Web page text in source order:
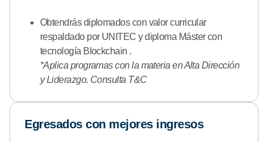
Obtendrás diplomados con valor curricular
respaldado por UNITEC y diploma Máster con
tecnología Blockchain .
*Aplica programas con la materia en Alta Dirección
y Liderazgo. Consulta T&C
Egresados con mejores ingresos